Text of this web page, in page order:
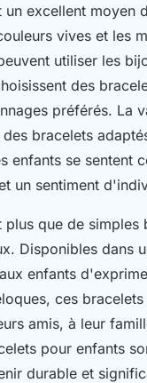
excellent
vives et les
utiliser les
des
préférés. La
bracelets
enfants se sentent
un sentiment
plus que de
Disponibles dans
enfants
ces
amis, à leur
pour enfants
durable et